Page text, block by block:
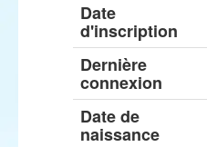
Date
d'inscription
Dernière
connexion
Date de
naissance